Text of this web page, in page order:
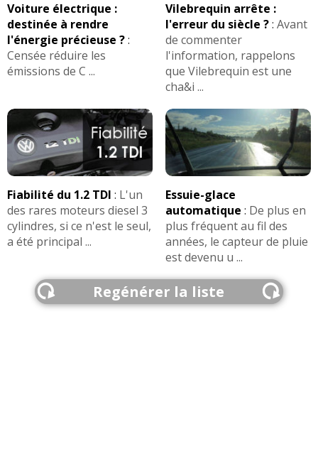
Voiture électrique :
destinée à rendre
l'énergie précieuse ?:
Censée réduire les
émissions de C ...
Vilebrequin arrête :
l'erreur du siècle ?: Avant
de commenter
l'information, rappelons
que Vilebrequin est une
cha&i ...
Fiabilité du 1.2 TDI : L'un
des rares moteurs diesel 3
cylindres, si ce n'est le seul,
a été principal ...
Essuie-glace
automatique : De plus en
plus fréquent au fil des
années, le capteur de pluie
est devenu u ...
Regénérer la liste